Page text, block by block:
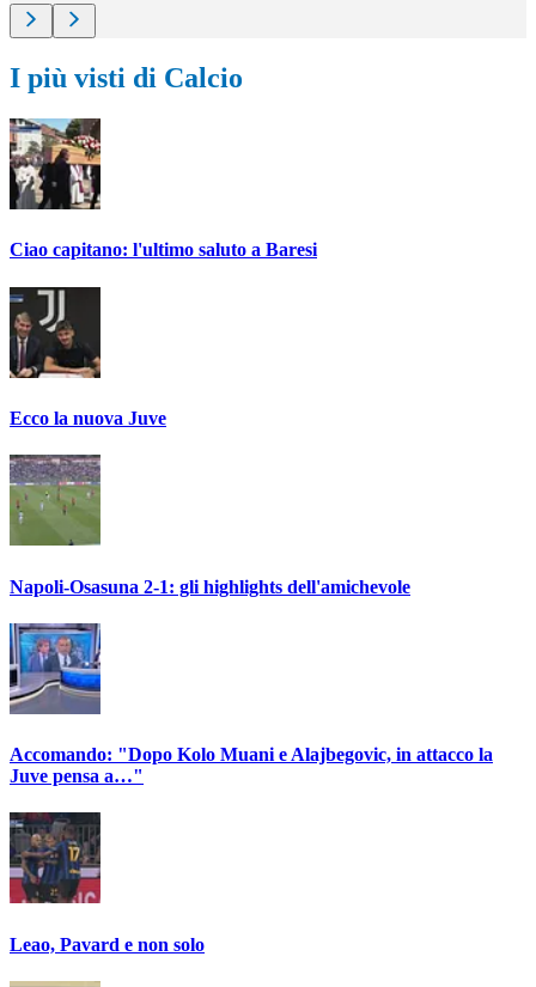
I più visti di Calcio
Ciao capitano: l'ultimo saluto a Baresi
Ecco la nuova Juve
Napoli-Osasuna 2-1: gli highlights dell'amichevole
Accomando: "Dopo Kolo Muani e Alajbegovic, in attacco la
Juve pensa a…"
Leao, Pavard e non solo